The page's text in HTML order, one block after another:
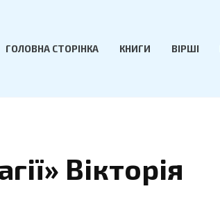
ГОЛОВНА СТОРІНКА КНИГИ ВІРШІ
Вікторія